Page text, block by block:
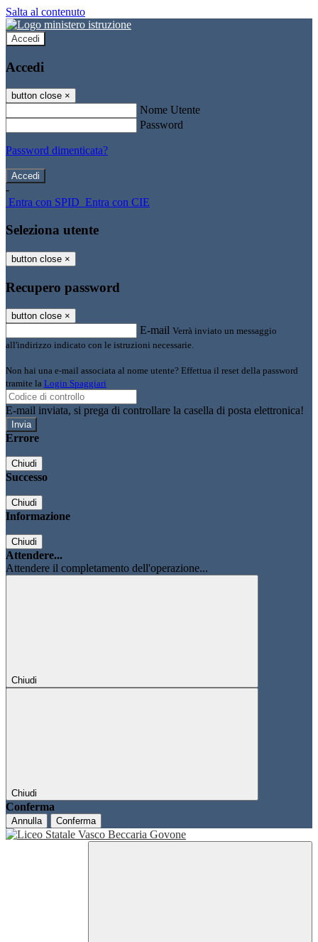
Salta al contenuto
Accedi
Accedi
button close ×
Nome Utente
Password
Password dimenticata?
-
Entra con SPID Entra con CIE
Seleziona utente
button close ×
Recupero password
button close ×
E-mail Verrà inviato un messaggio
all'indirizzo indicato con le istruzioni necessarie.
Non hai una e-mail associata al nome utente? Effettua il reset della password
tramite la Login Spaggiari
E-mail inviata, si prega di controllare la casella di posta elettronica!
Errore
Chiudi
Successo
Chiudi
Informazione
Chiudi
Attendere...
Attendere il completamento dell'operazione...
Chiudi
Chiudi
Conferma
Annulla Conferma